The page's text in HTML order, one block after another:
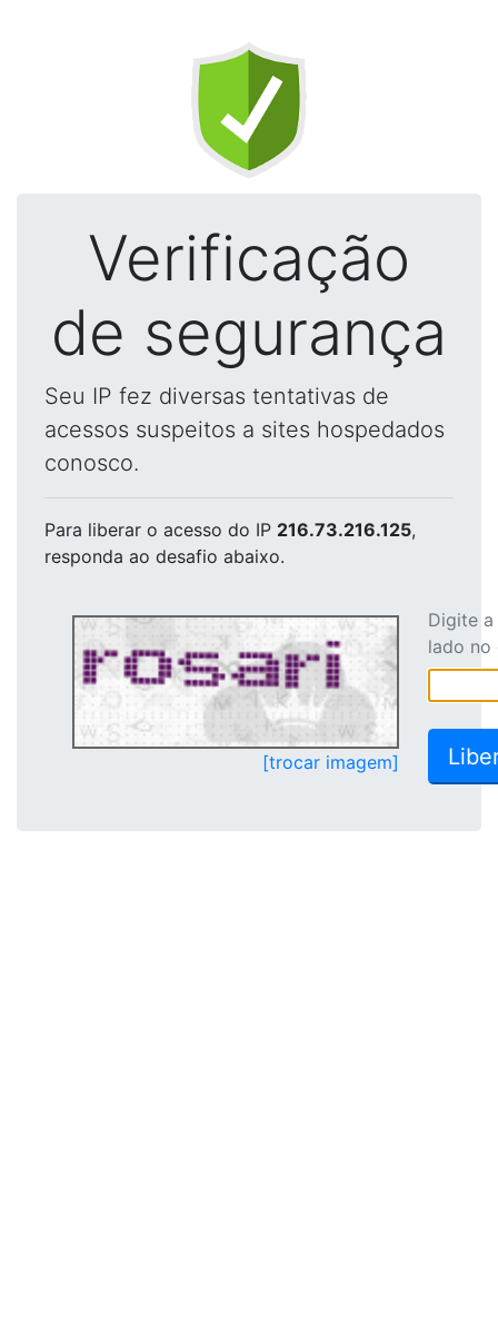
Verificação
de segurança
Seu IP fez diversas tentativas de
acessos suspeitos a sites hospedados
conosco.
Para liberar o acesso do IP 216.73.216.125,
responda ao desafio abaixo.
[trocar imagem]
Digite
lado no